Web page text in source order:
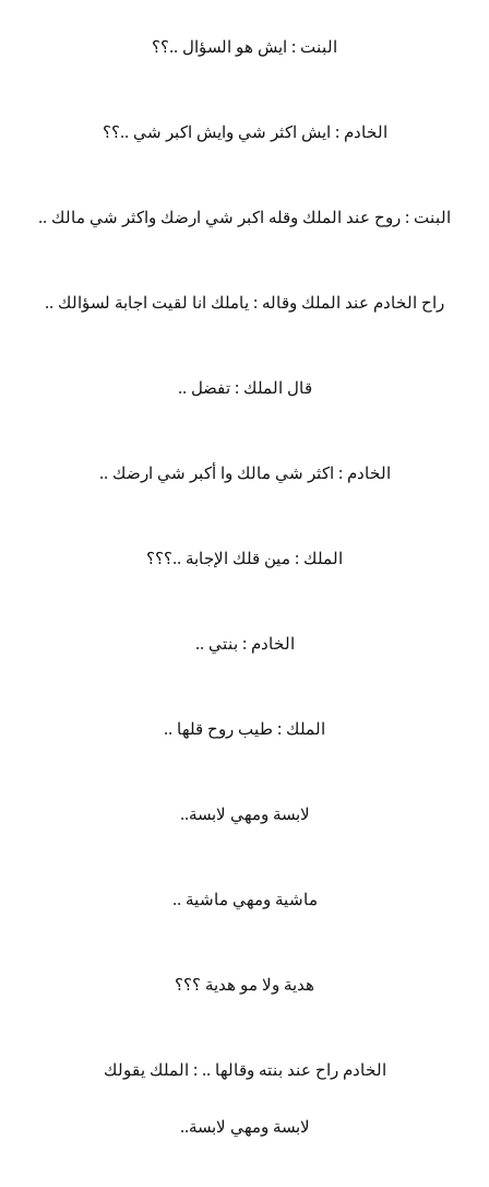
البنت : ايش هو السؤال ..؟؟
الخادم : ايش اكثر شي وايش اكبر شي ..؟؟
البنت : روح عند الملك وقله اكبر شي ارضك واكثر شي مالك ..
راح الخادم عند الملك وقاله : ياملك انا لقيت اجابة لسؤالك ..
قال الملك : تفضل ..
الخادم : اكثر شي مالك وا أكبر شي ارضك ..
الملك : مين قلك الإجابة ..؟؟؟
الخادم : بنتي ..
الملك : طيب روح قلها ..
لابسة ومهي لابسة..
ماشية ومهي ماشية ..
هدية ولا مو هدية ؟؟؟
الخادم راح عند بنته وقالها .. : الملك يقولك
لابسة ومهي لابسة..